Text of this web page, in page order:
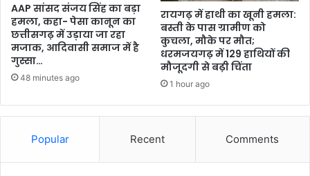
AAP सांसद संजय सिंह का बड़ा
हमला, कहा- पेसा कानून का
छत्तीसगढ़ में उड़ाया जा रहा
मजाक, आदिवासी समाज में है
गुस्सा…
48 minutes ago
रायगढ़ में हाथी का खूनी हमला:
बस्ती के पास ग्रामीण को
कुचला, मौके पर मौत;
धरमजयगढ़ में 129 हाथियों की
मौजूदगी से बढ़ी चिंता
1 hour ago
Popular Recent Comments